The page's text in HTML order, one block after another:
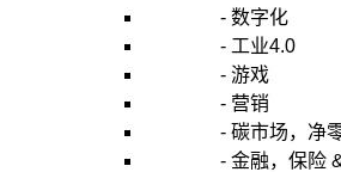
- 数字化
- 工业4.0
- 游戏
- 营销
- 碳市场，净零
- 金融，保险 &